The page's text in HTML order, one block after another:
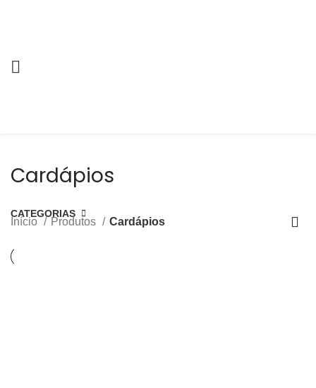
Cardápios
CATEGORIAS
Início Produtos Cardápios